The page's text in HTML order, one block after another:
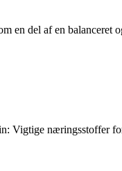
en del af en balanceret
Vigtige næringsstoffer